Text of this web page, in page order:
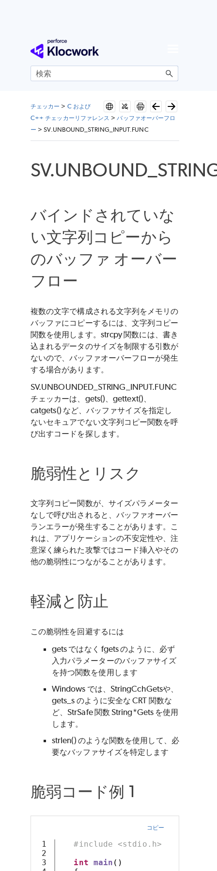
メイン コンテンツにスキップ
チェッカー > C および
C++ チェッカーリファレンス >バッファオーバーフロ
ー >SV.UNBOUND_STRING_INPUT.FUNC
バインドされていな
い文字列コピーから
のバッファ オーバー
フロー
複数の文字で構成される文字列をメモリの
バッファにコピーするには、文字列コピー
関数を使用します。strcpy 関数には、書き
込まれるデータのサイズを制限する引数が
ないので、バッファオーバーフローが発生
する場合があります。
SV.UNBOUNDED_STRING_INPUT.FUNC
チェッカーは、gets()、gettext()、
catgets() など、バッファサイズを指定し
ないセキュアでない文字列コピー関数を呼
び出すコードを探します。
脆弱性とリスク
文字列コピー関数が、サイズパラメーター
なしで呼び出されると、バッファオーバー
ランエラーが発生することがあります。こ
れは、アプリケーションの不安定性や、注
意深く練られた攻撃ではコード挿入やその
他の脆弱性につながることがあります。
軽減と防止
この脆弱性を回避するには
gets ではなく fgets のように、必ず
入力パラメーターのバッファサイズ
を持つ関数を使用します
Windows では、StringCchGetsや、
gets_s のように安全な CRT 関数な
ど、StrSafe 関数 String*Gets を使用
します。
strlen() のような関数を使用して、必
要なバッファサイズを特定します
脆弱コード例 1
コピー
1
2
3
#include <stdio.h>
int main ()